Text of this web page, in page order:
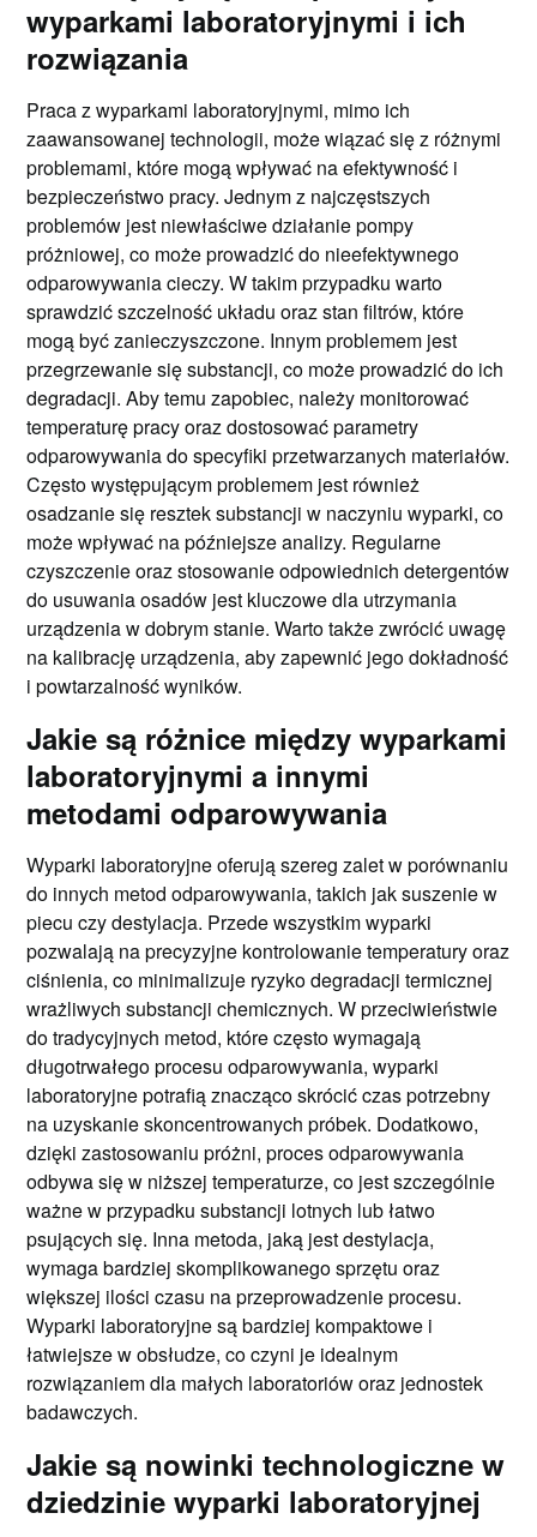
wyparkami laboratoryjnymi i ich
rozwiązania
Praca z wyparkami laboratoryjnymi, mimo ich
zaawansowanej technologii, może wiązać się z różnymi
problemami, które mogą wpływać na efektywność i
bezpieczeństwo pracy. Jednym z najczęstszych
problemów jest niewłaściwe działanie pompy
próżniowej, co może prowadzić do nieefektywnego
odparowywania cieczy. W takim przypadku warto
sprawdzić szczelność układu oraz stan filtrów, które
mogą być zanieczyszczone. Innym problemem jest
przegrzewanie się substancji, co może prowadzić do ich
degradacji. Aby temu zapobiec, należy monitorować
temperaturę pracy oraz dostosować parametry
odparowywania do specyfiki przetwarzanych materiałów.
Często występującym problemem jest również
osadzanie się resztek substancji w naczyniu wyparki, co
może wpływać na późniejsze analizy. Regularne
czyszczenie oraz stosowanie odpowiednich detergentów
do usuwania osadów jest kluczowe dla utrzymania
urządzenia w dobrym stanie. Warto także zwrócić uwagę
na kalibrację urządzenia, aby zapewnić jego dokładność
i powtarzalność wyników.
Jakie są różnice między wyparkami
laboratoryjnymi a innymi
metodami odparowywania
Wyparki laboratoryjne oferują szereg zalet w porównaniu
do innych metod odparowywania, takich jak suszenie w
piecu czy destylacja. Przede wszystkim wyparki
pozwalają na precyzyjne kontrolowanie temperatury oraz
ciśnienia, co minimalizuje ryzyko degradacji termicznej
wrażliwych substancji chemicznych. W przeciwieństwie
do tradycyjnych metod, które często wymagają
długotrwałego procesu odparowywania, wyparki
laboratoryjne potrafią znacząco skrócić czas potrzebny
na uzyskanie skoncentrowanych próbek. Dodatkowo,
dzięki zastosowaniu próżni, proces odparowywania
odbywa się w niższej temperaturze, co jest szczególnie
ważne w przypadku substancji lotnych lub łatwo
psujących się. Inna metoda, jaką jest destylacja,
wymaga bardziej skomplikowanego sprzętu oraz
większej ilości czasu na przeprowadzenie procesu.
Wyparki laboratoryjne są bardziej kompaktowe i
łatwiejsze w obsłudze, co czyni je idealnym
rozwiązaniem dla małych laboratoriów oraz jednostek
badawczych.
Jakie są nowinki technologiczne w
dziedzinie wyparki laboratoryjnej